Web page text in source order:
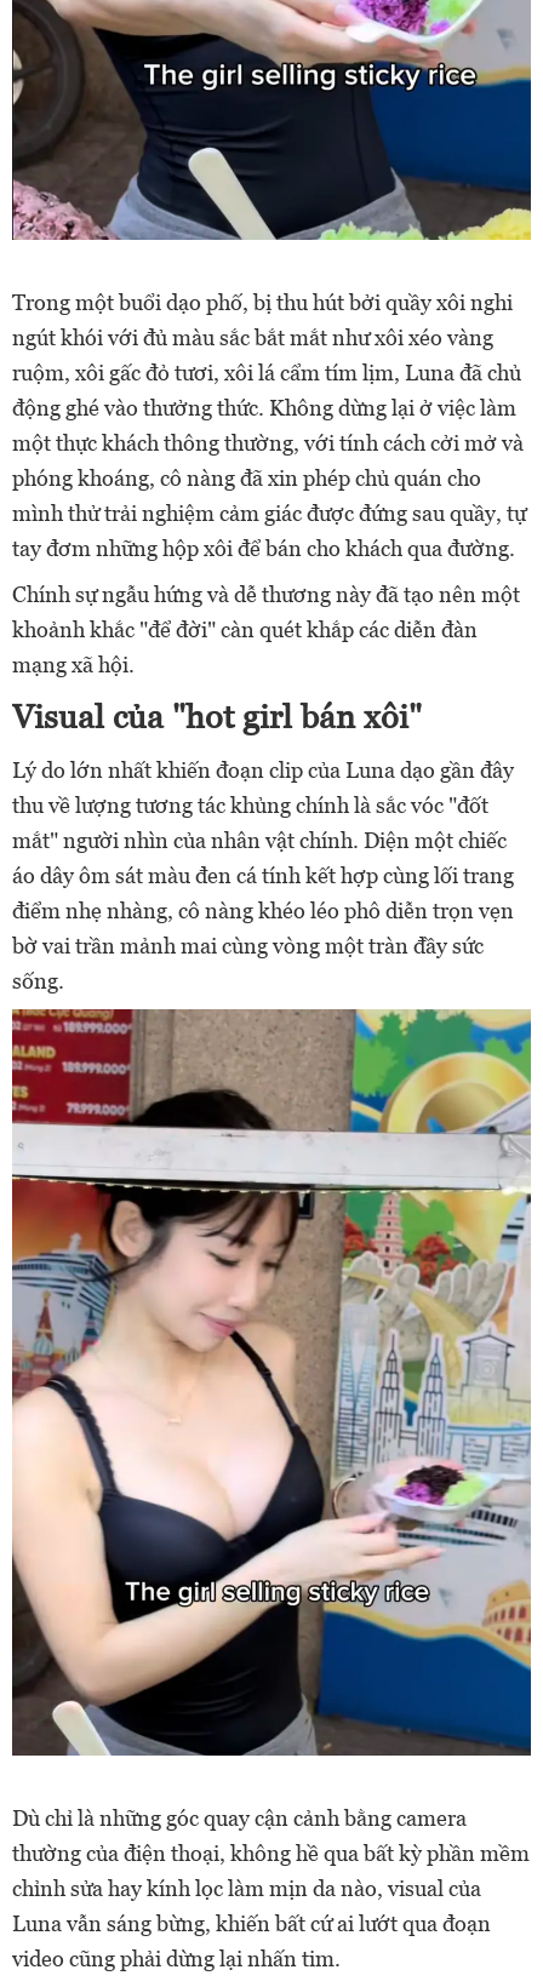
Trong một buổi dạo phố, bị thu hút bởi quầy xôi nghi
ngút khói với đủ màu sắc bắt mắt như xôi xéo vàng
ruộm, xôi gấc đỏ tươi, xôi lá cẩm tím lịm, Luna đã chủ
động ghé vào thưởng thức. Không dừng lại ở việc làm
một thực khách thông thường, với tính cách cởi mở và
phóng khoáng, cô nàng đã xin phép chủ quán cho
mình thử trải nghiệm cảm giác được đứng sau quầy, tự
tay đơm những hộp xôi để bán cho khách qua đường.
Chính sự ngẫu hứng và dễ thương này đã tạo nên một
khoảnh khắc "để đời" càn quét khắp các diễn đàn
mạng xã hội.
Visual của "hot girl bán xôi"
Lý do lớn nhất khiến đoạn clip của Luna dạo gần đây
thu về lượng tương tác khủng chính là sắc vóc "đốt
mắt" người nhìn của nhân vật chính. Diện một chiếc
áo dây ôm sát màu đen cá tính kết hợp cùng lối trang
điểm nhẹ nhàng, cô nàng khéo léo phô diễn trọn vẹn
bờ vai trần mảnh mai cùng vòng một tràn đầy sức
sống.
Dù chỉ là những góc quay cận cảnh bằng camera
thường của điện thoại, không hề qua bất kỳ phần mềm
chỉnh sửa hay kính lọc làm mịn da nào, visual của
Luna vẫn sáng bừng, khiến bất cứ ai lướt qua đoạn
video cũng phải dừng lại nhấn tim.